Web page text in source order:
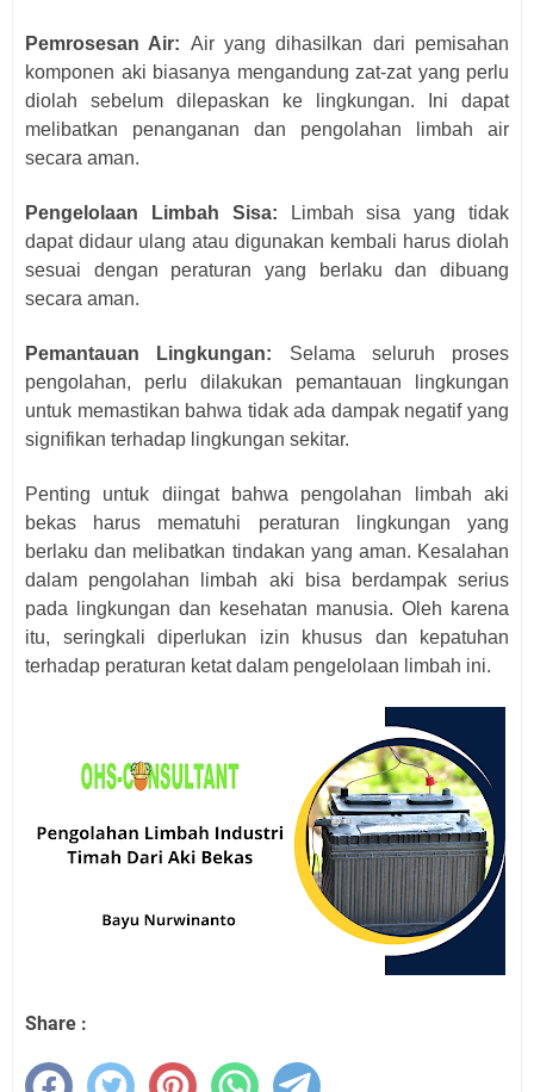
Pemrosesan Air: Air yang dihasilkan dari pemisahan
komponen aki biasanya mengandung zat-zat yang perlu
diolah sebelum dilepaskan ke lingkungan. Ini dapat
melibatkan penanganan dan pengolahan limbah air
secara aman.
Pengelolaan Limbah Sisa:
Limbah sisa yang tidak
dapat didaur ulang atau digunakan kembali harus diolah
sesuai dengan peraturan yang berlaku dan dibuang
secara aman.
Pemantauan Lingkungan:
Selama seluruh proses
pengolahan, perlu dilakukan pemantauan lingkungan
untuk memastikan bahwa tidak ada dampak negatif yang
signifikan terhadap lingkungan sekitar.
Penting untuk diingat bahwa pengolahan limbah aki
bekas harus mematuhi peraturan lingkungan yang
berlaku dan melibatkan tindakan yang aman. Kesalahan
dalam pengolahan limbah aki bisa berdampak serius
pada lingkungan dan kesehatan manusia. Oleh karena
itu, seringkali diperlukan izin khusus dan kepatuhan
terhadap peraturan ketat dalam pengelolaan limbah ini.
Share :